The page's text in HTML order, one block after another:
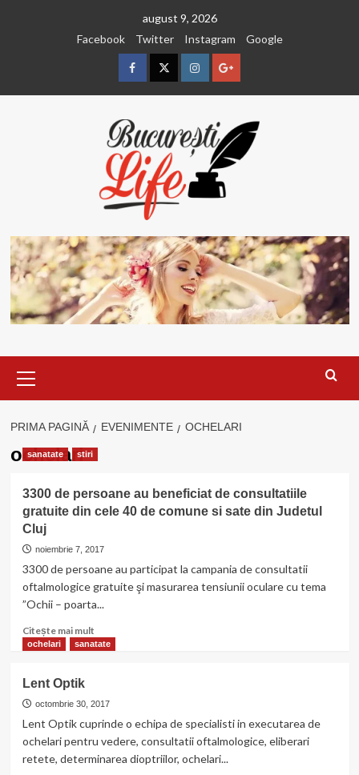
august 9, 2026
Facebook
Twitter Instagram Google
FacebookTwitterInstagramGoogle
principal
PRIMA PAGINĂ EVENIMENTE OCHELARI
ochelari
sanatate stiri
3300 de persoane au beneficiat de consultatiile
gratuite din cele 40 de comune si sate din Judetul
Cluj
noiembrie 7, 2017
3300 de persoane au participat la campania de consultatii
oftalmologice gratuite şi masurarea tensiunii oculare cu tema
”Ochii – poarta...
Citește mai multCitește
mai
de
persoane
beneficiat
de
ochelari sanatate
Lent Optik
octombrie 30, 2017
Lent Optik cuprinde o echipa de specialisti in executarea de
ochelari pentru vedere, consultatii oftalmologice, eliberari
retete, determinarea dioptriilor, ochelari...